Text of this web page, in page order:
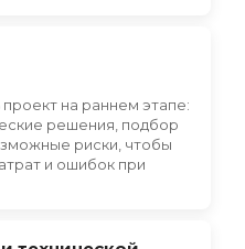
на раннем этапе:
решения, подбор
риски, чтобы
и ошибок при